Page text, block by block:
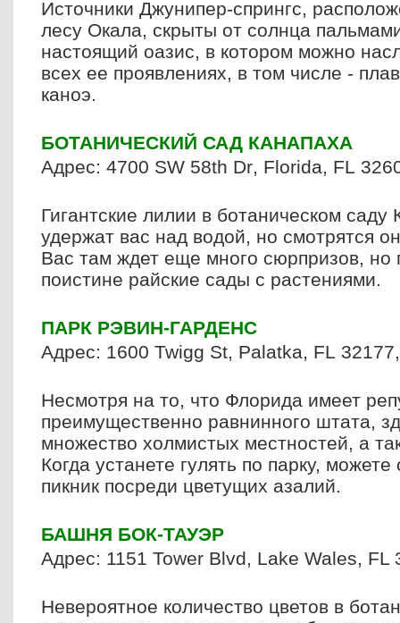
Источники Джунипер-спрингс,
лесу Окала, скрыты от солнца
настоящий оазис, в котором можно
всех ее проявлениях, в том числе -
каноэ.
БОТАНИЧЕСКИЙ САД КАНАПАХА
Адрес: 4700 SW 58th Dr, Florida, FL
Гигантские лилии в ботаническом саду
удержат вас над водой, но смотрятся
Вас там ждет еще много сюрпризов, но
поистине райские сады с растениями.
ПАРК РЭВИН-ГАРДЕНС
Адрес: 1600 Twigg St, Palatka, FL
Несмотря на то, что Флорида имеет
преимущественно равнинного штата,
множество холмистых местностей, а
Когда устанете гулять по парку,
пикник посреди цветущих азалий.
БАШНЯ БОК-ТАУЭР
Адрес: 1151 Tower Blvd, Lake Wales,
Невероятное количество цветов в